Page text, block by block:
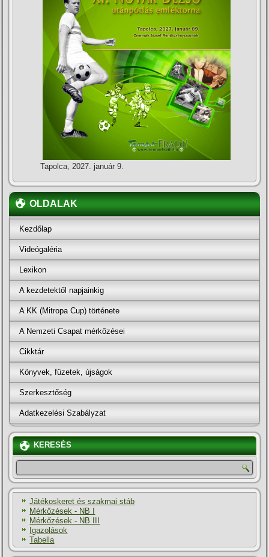
Tapolca, 2027. január 9.
OLDALAK
Kezdőlap
Videógaléria
Lexikon
A kezdetektől napjainkig
A KK (Mitropa Cup) története
A Nemzeti Csapat mérkőzései
Cikktár
Könyvek, füzetek, újságok
Szerkesztőség
Adatkezelési Szabályzat
KERESÉS
Játékoskeret és szakmai stáb
Mérkőzések - NB I
Mérkőzések - NB III
Igazolások
Tabella